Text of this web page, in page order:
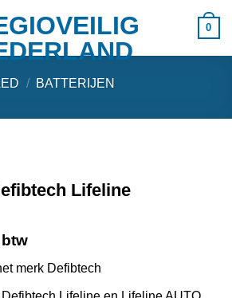
0
/ BATTERIJEN
Lifeline
merk Defibtech